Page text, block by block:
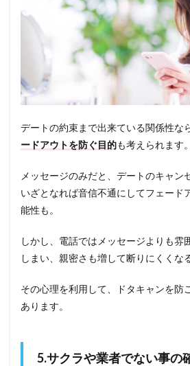
デートの約束まで出来ている関係性なら
ードアウトを防ぐ目的も考えられます。
メッセージのみだと、デートのキャン
いざとなれば音信不通にしてフェード
能性も。
しかし、電話ではメッセージよりも雰
しまい、親密さも増して断りにくくな
その心理を利用して、ドタキャンを防
あります。
5.サクラや業者でない事の